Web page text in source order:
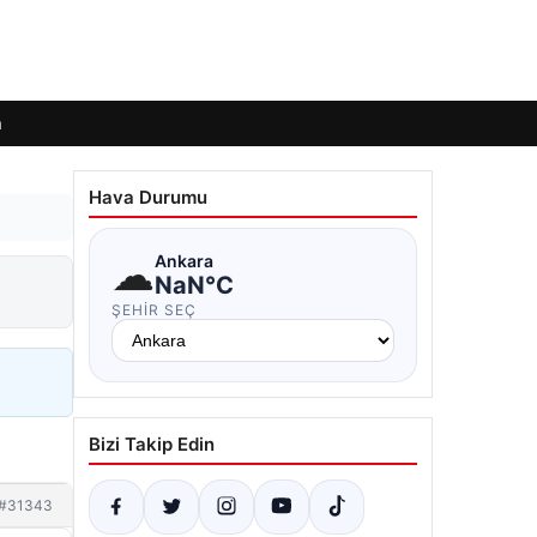
Hava Durumu
☁Ankara
NaN°C
ŞEHIR SEÇ
Bizi Takip Edin